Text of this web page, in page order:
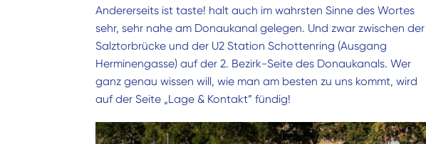
Andererseits ist taste! halt auch im wahrsten Sinne des Wortes
sehr, sehr nahe am Donaukanal gelegen. Und zwar zwischen der
Salztorbrücke und der U2 Station Schottenring (Ausgang
Herminengasse) auf der 2. Bezirk-Seite des Donaukanals. Wer
ganz genau wissen will, wie man am besten zu uns kommt, wird
auf der Seite „Lage & Kontakt” fündig!